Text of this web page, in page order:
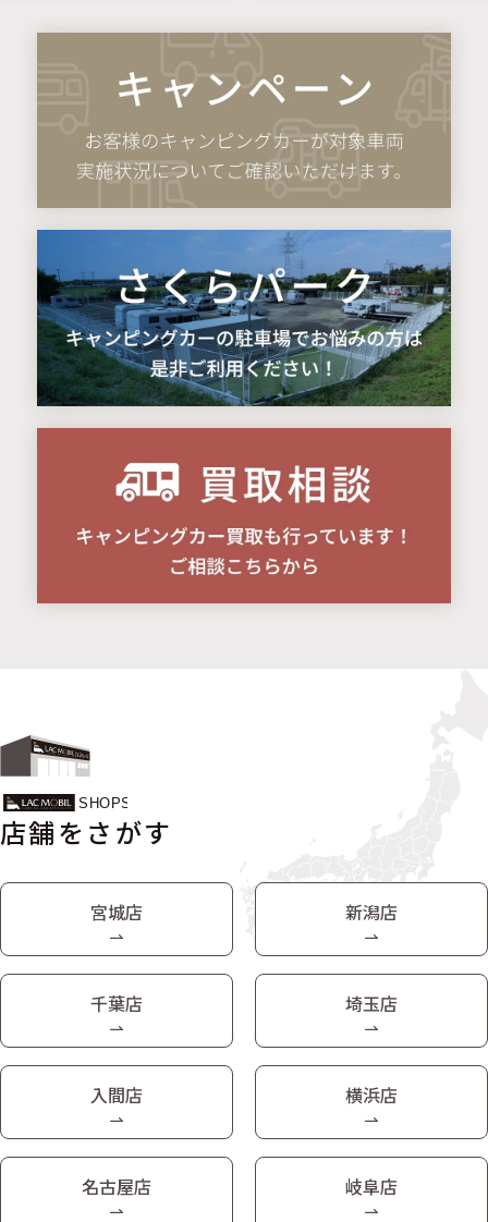
店舗をさがす
宮城店 新潟店
千葉店 埼玉店
入間店 横浜店
名古屋店 岐阜店